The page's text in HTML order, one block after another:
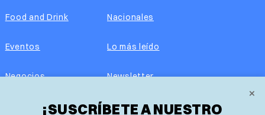
×
¡SUSCRÍBETE A NUESTRO
Food and Drink
Eventos
Negocios
Real Estate
Nacionales
Lo más leído
Newsletter
Edición impresa